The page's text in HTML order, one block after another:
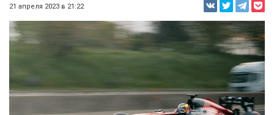
21 апреля 2023 в 21:22